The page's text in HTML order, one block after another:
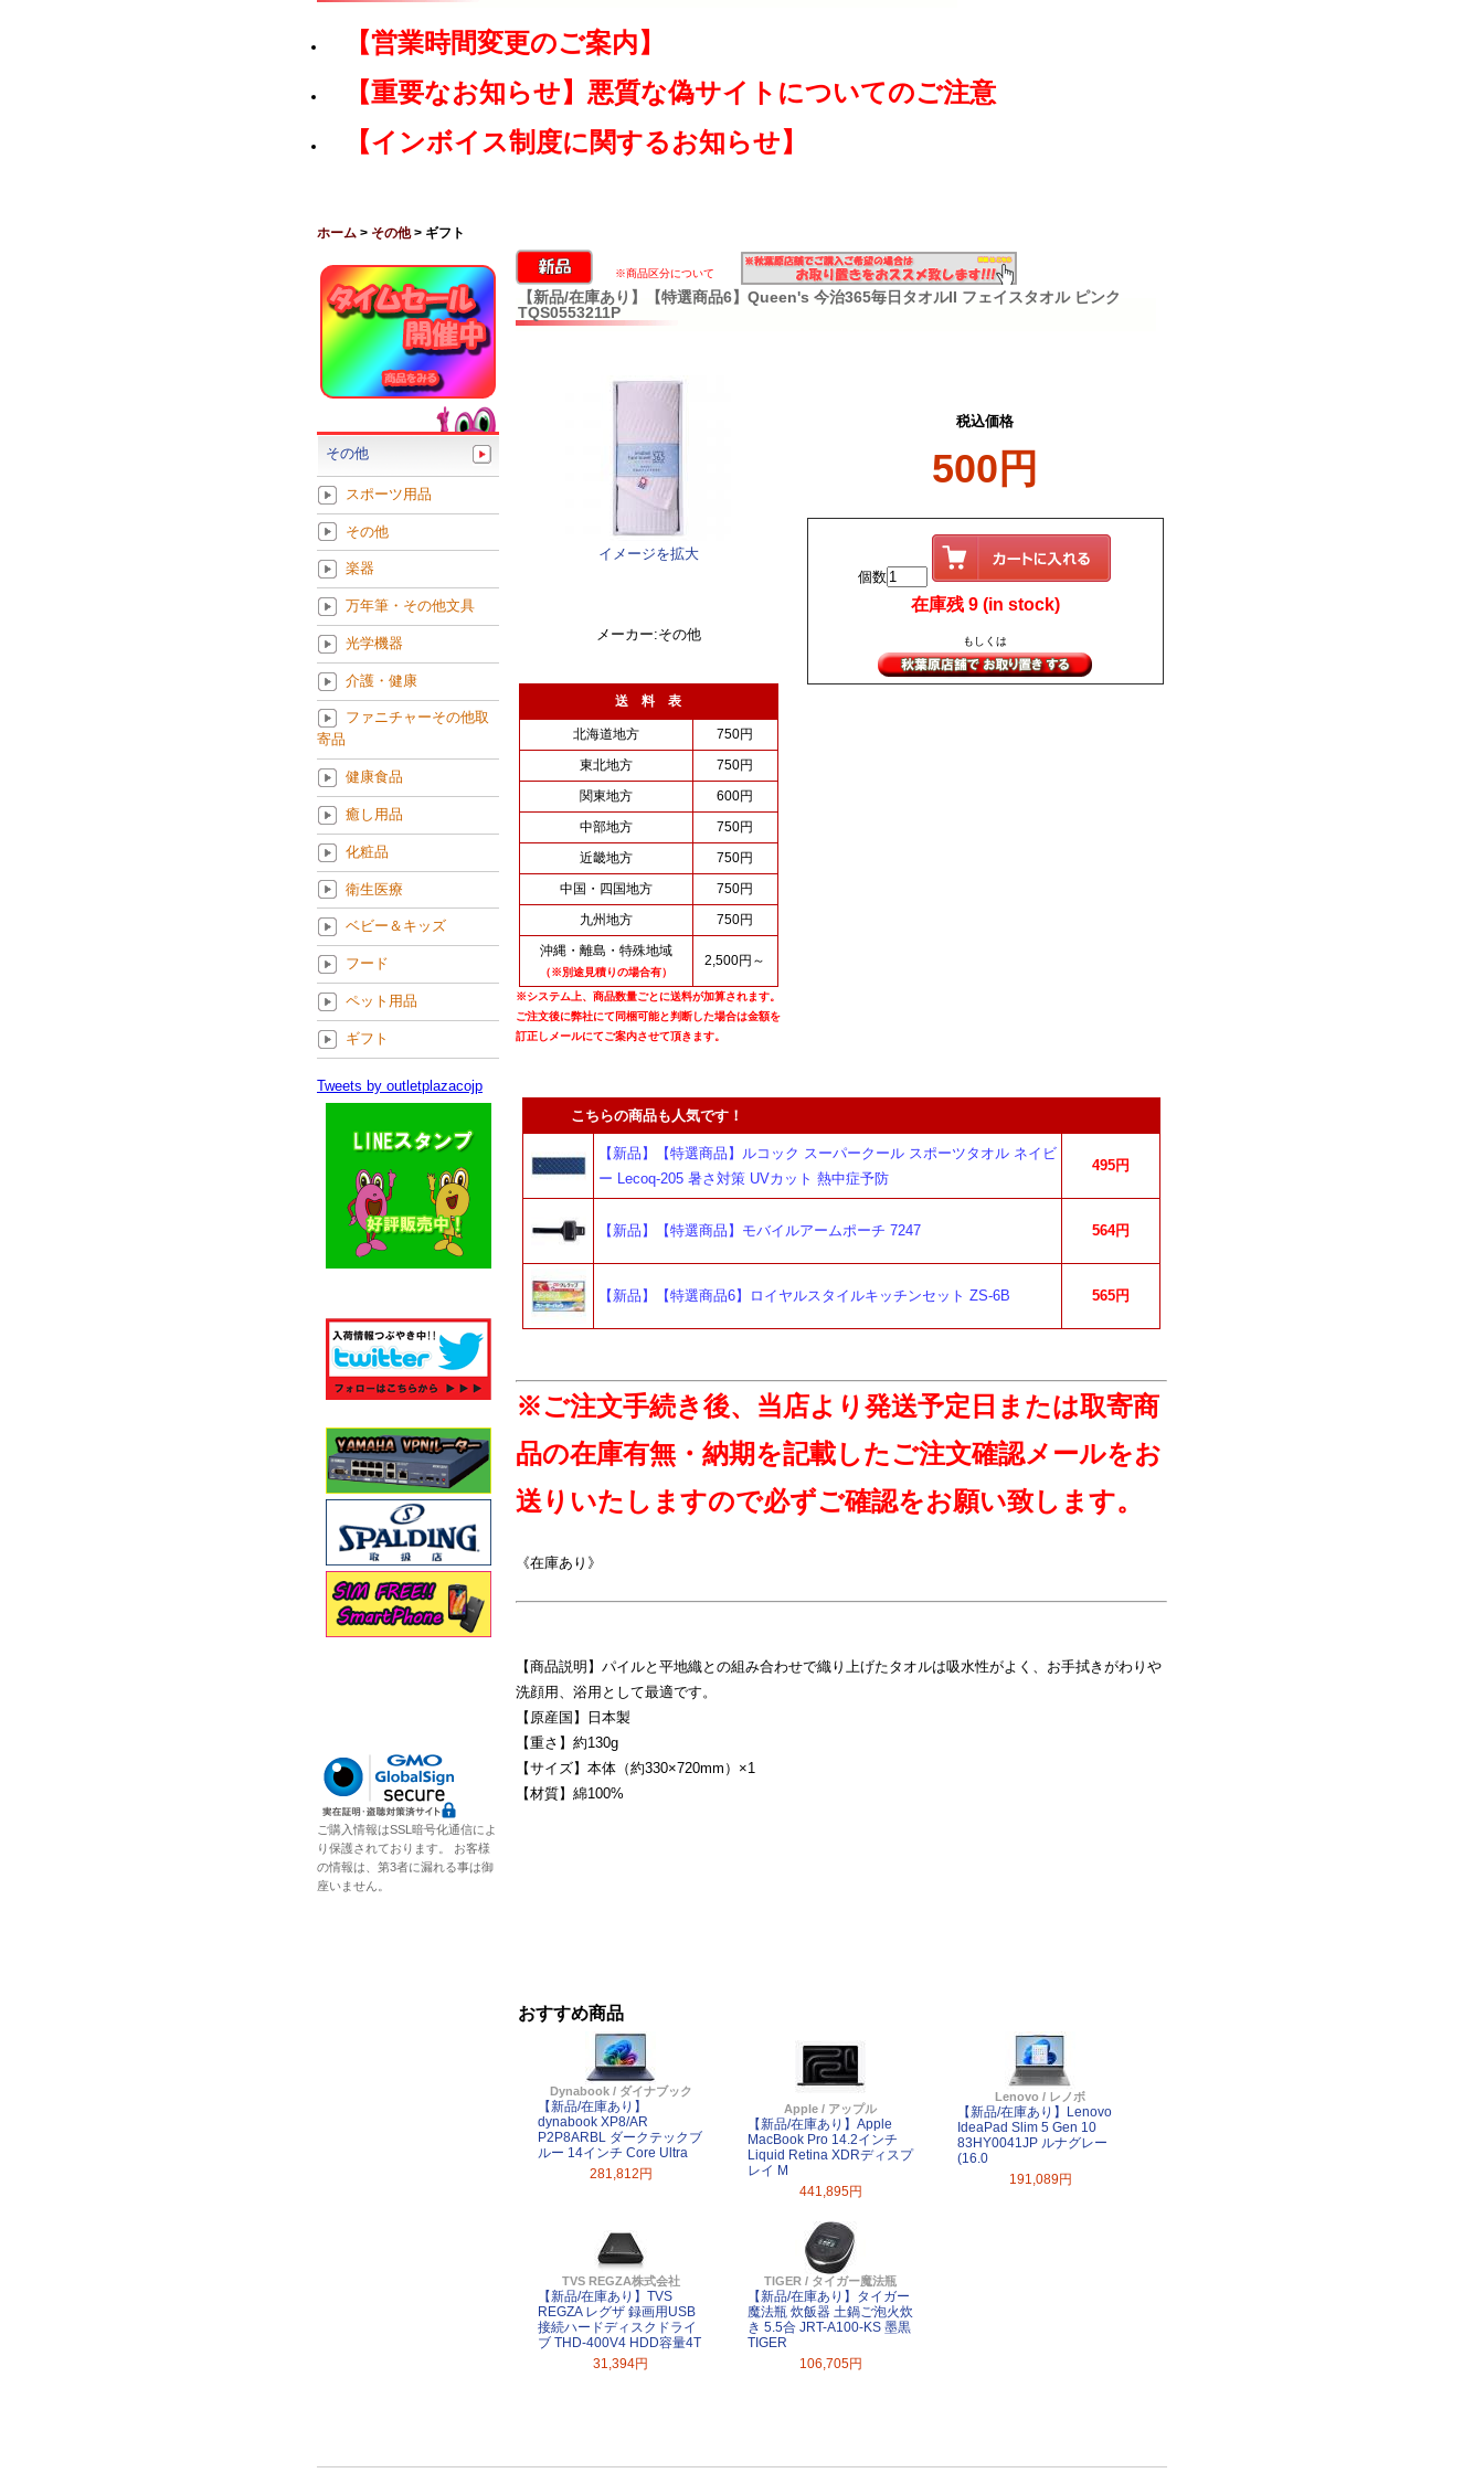
【営業時間変更のご案内】
【重要なお知らせ】悪質な偽サイトについてのご注意
【インボイス制度に関するお知らせ】
ホーム > その他> ギフト
※商品区分について
【新品/在庫あり】【特選商品6】Queen's 今治365毎日タオルII フェイスタオル ピンク
TQS0553211P
イメージを拡大
メーカー:その他
送 料 表
北海道地方
750円
東北地方
750円
関東地方
600円
中部地方
750円
近畿地方
750円
中国・四国地方
750円
九州地方
750円
沖縄・離島・特殊地域
（※別途見積りの場合有）
2,500円～
※システム上、商品数量ごとに送料が加算されます。
ご注文後に弊社にて同梱可能と判断した場合は金額を
訂正しメールにてご案内させて頂きます。
税込価格
500円
個数
在庫残 9 (in stock)
もしくは
こちらの商品も人気です！
【新品】【特選商品】ルコック スーパークール スポーツタオル ネイビ
ー Lecoq-205 暑さ対策 UVカット 熱中症予防
495円
【新品】【特選商品】モバイルアームポーチ 7247 564円
【新品】【特選商品6】ロイヤルスタイルキッチンセット ZS-6B 565円
※ご注文手続き後、当店より発送予定日または取寄商
品の在庫有無・納期を記載したご注文確認メールをお
送りいたしますので必ずご確認をお願い致します。
《在庫あり》
【商品説明】パイルと平地織との組み合わせで織り上げたタオルは吸水性がよく、お手拭きがわりや
洗顔用、浴用として最適です。
【原産国】日本製
【重さ】約130g
【サイズ】本体（約330×720mm）×1
【材質】綿100%
おすすめ商品
Dynabook / ダイナブック
【新品/在庫あり】
dynabook XP8/AR
P2P8ARBL ダークテックブ
ルー 14インチ Core Ultra
281,812円
Apple / アップル
【新品/在庫あり】Apple
MacBook Pro 14.2インチ
Liquid Retina XDRディスプ
レイ M
441,895円
Lenovo / レノボ
【新品/在庫あり】Lenovo
IdeaPad Slim 5 Gen 10
83HY0041JP ルナグレー
(16.0
191,089円
TVS REGZA株式会社
【新品/在庫あり】TVS
REGZA レグザ 録画用USB
接続ハードディスクドライ
ブ THD-400V4 HDD容量4T
31,394円
TIGER / タイガー魔法瓶
【新品/在庫あり】タイガー
魔法瓶 炊飯器 土鍋ご泡火炊
き 5.5合 JRT-A100-KS 墨黒
TIGER
106,705円
その他
スポーツ用品
その他
楽器
万年筆・その他文具
光学機器
介護・健康
ファニチャーその他取
寄品
健康食品
癒し用品
化粧品
衛生医療
ベビー＆キッズ
フード
ペット用品
ギフト
Tweets by outletplazacojp
ご購入情報はSSL暗号化通信によ
り保護されております。 お客様
の情報は、第3者に漏れる事は御
座いません。